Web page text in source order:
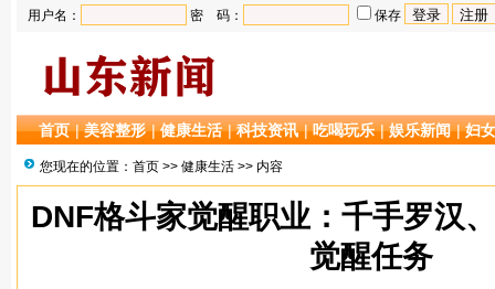
用户名： 密 码： 保存
首页 |美容整形 |健康生活 |科技资讯 |吃喝玩乐 |娱乐新闻 |妇
您现在的位置： 首页 >> 健康生活 >> 内容
DNF格斗家觉醒职业：千手罗汉
觉醒任务